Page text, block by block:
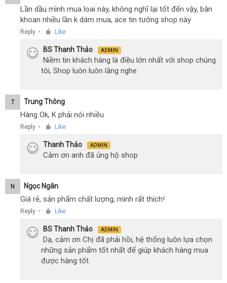
Lần dầu mình mua loai này, không nghĩ lại tốt đến vậy, băn
khoan nhiều lần k dám mua, ace tin tưởng shop này
Reply ● Like
BS Thanh Thảo ADMIN
Niềm tin khách hàng là điều lớn nhất với shop chúng
tôi, Shop luôn luôn lắng nghe
T Trung Thông
Hàng Ok, K phải nói nhiều
Reply ● Like
Thanh Thảo ADMIN
Cảm ơn anh đã ủng hộ shop
N Ngọc Ngân
Giá rẻ, sản phẩm chất lượng, mình rất thích!
Reply ● Like
BS Thanh Thảo ADMIN
Dạ, cảm ơn Chị đã phải hồi, hệ thống luôn lựa chọn
những sản phẩm tốt nhất để giúp khách hàng mua
được hàng tốt.